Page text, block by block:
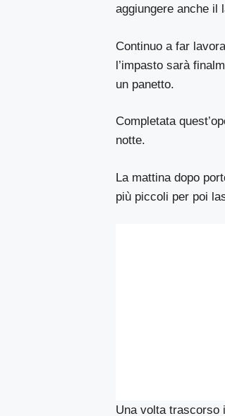
aggiungere anche il
Continuo a far
l’impasto sarà
un panetto.
Completata
notte.
La mattina dopo
più piccoli per poi
Una volta trascorso